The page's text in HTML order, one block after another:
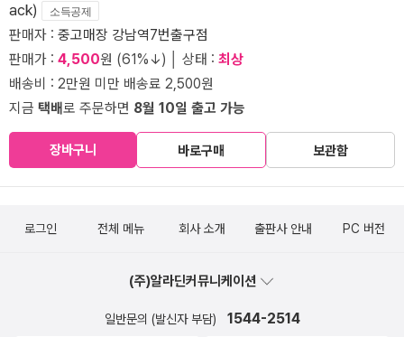
ack)
소득공제
판매자 : 중고매장 강남역7번출구점
판매가 : 4,500원 (61%↓) │ 상태 : 최상
배송비 : 2만원 미만 배송료 2,500원
지금 택배로 주문하면 8월 10일 출고 가능
장바구니 바로구매 보관함
로그인 전체 메뉴 회사 소개 출판사 안내 PC 버전
(주)알라딘커뮤니케이션
일반문의 (발신자 부담) 1544-2514